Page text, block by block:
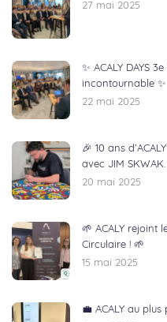
27 mai 2025
✨ ACALY DAYS
incontournable ✨
22 mai 2025
🎉 10 ans
avec JIM SKWAK.
20 mai 2025
🌱 ACALY rejoint
Circulaire ! 🌱
15 mai 2025
💼 ACALY au